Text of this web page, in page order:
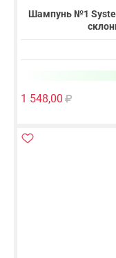
Шампунь №1
1 548,00